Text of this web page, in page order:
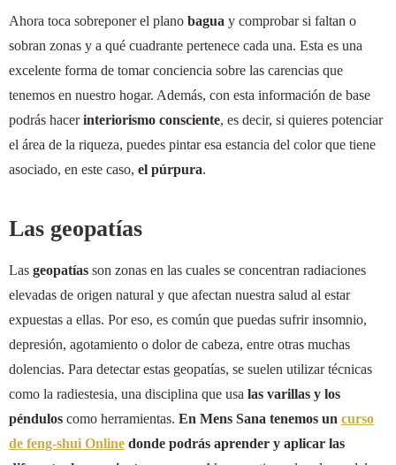
Ahora toca sobreponer el plano bagua y comprobar si faltan o
sobran zonas y a qué cuadrante pertenece cada una. Esta es una
excelente forma de tomar conciencia sobre las carencias que
tenemos en nuestro hogar. Además, con esta información de base
podrás hacerinteriorismo consciente, es decir, si quieres potenciar
el área de la riqueza, puedes pintar esa estancia del color que tiene
asociado, en este caso, el púrpura.
Las geopatías
Las geopatías son zonas en las cuales se concentran radiaciones
elevadas de origen natural y que afectan nuestra salud al estar
expuestas a ellas. Por eso, es común que puedas sufrir insomnio,
depresión, agotamiento o dolor de cabeza, entre otras muchas
dolencias. Para detectar estas geopatías, se suelen utilizar técnicas
como la radiestesia, una disciplina que usa las varillas y los
péndulos como herramientas. En Mens Sana tenemos un curso
de feng-shui Online donde podrás aprender y aplicar las